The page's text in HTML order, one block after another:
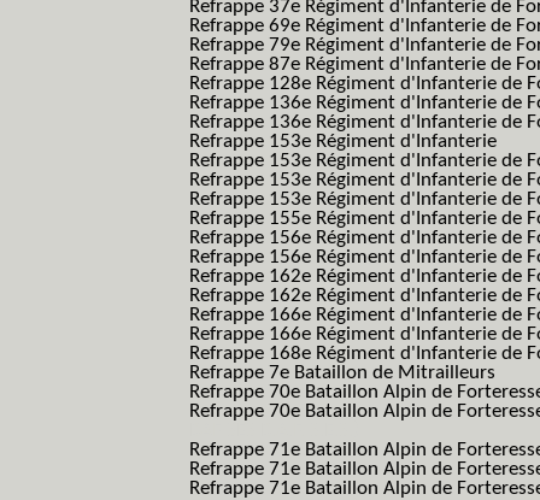
Refrappe 37e Régiment d'Infanterie de
Refrappe 69e Régiment d'Infanterie de
Refrappe 79e Régiment d'Infanterie de
Refrappe 87e Régiment d'Infanterie de
Refrappe 128e Régiment d'Infanterie de
Refrappe 136e Régiment d'Infanterie de
Refrappe 136e Régiment d'Infanterie de
Refrappe 153e Régiment d'Infanterie
Refrappe 153e Régiment d'Infanterie de
Refrappe 153e Régiment d'Infanterie de
Refrappe 153e Régiment d'Infanterie de
Refrappe 155e Régiment d'Infanterie de
Refrappe 156e Régiment d'Infanterie de
Refrappe 156e Régiment d'Infanterie de
Refrappe 162e Régiment d'Infanterie de
Refrappe 162e Régiment d'Infanterie de
Refrappe 166e Régiment d'Infanterie de
Refrappe 166e Régiment d'Infanterie de
Refrappe 168e Régiment d'Infanterie de
Refrappe 7e Bataillon de Mitrailleurs
Refrappe 70e Bataillon Alpin de
Refrappe 70e Bataillon Alpin de
Refrappe 71e Bataillon Alpin de
Refrappe 71e Bataillon Alpin de
Refrappe 71e Bataillon Alpin de